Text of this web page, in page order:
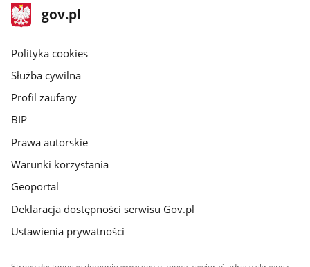
stopka
gov.pl
Strona
gov.pl
gov.pl
Polityka cookies
Służba cywilna
Profil zaufany
BIP
Prawa autorskie
Warunki korzystania
Geoportal
Deklaracja dostępności serwisu Gov.pl
Ustawienia prywatności